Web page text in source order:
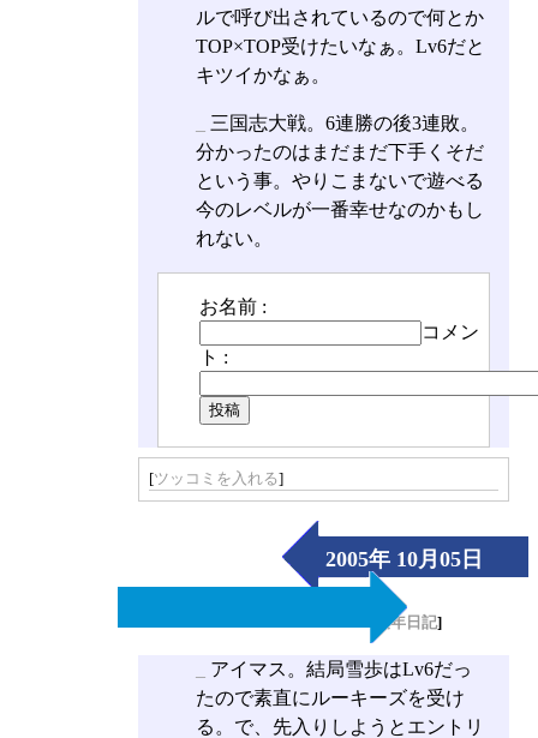
ルで呼び出されているので何とか
TOP×TOP受けたいなぁ。Lv6だと
キツイかなぁ。
三国志大戦。6連勝の後3連敗。
分かったのはまだまだ下手くそだ
という事。やりこまないで遊べる
今のレベルが一番幸せなのかもし
れない。
お名前 :
コメン
ト :
[ツッコミを入れる]
2005年 10月05日
（Wed）
長年日記]
アイマス。結局雪歩はLv6だっ
たので素直にルーキーズを受け
る。で、先入りしようとエントリ